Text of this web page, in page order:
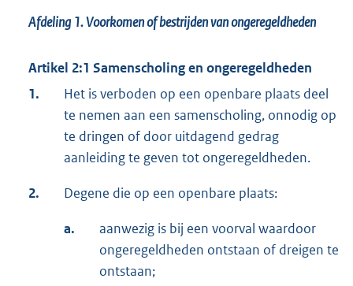
Afdeling 1. Voorkomen of bestrijden van ongeregeldheden
Artikel 2:1 Samenscholing en ongeregeldheden
1.
Het is verboden op een openbare plaats deel
te nemen aan een samenscholing, onnodig op
te dringen of door uitdagend gedrag
aanleiding te geven tot ongeregeldheden.
2. Degene die op een openbare plaats:
a.
aanwezig is bij een voorval waardoor
ongeregeldheden ontstaan of dreigen te
ontstaan;